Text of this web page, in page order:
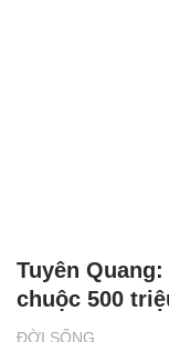
ĐỜI SỐNG
Tuyên
chuộc 500